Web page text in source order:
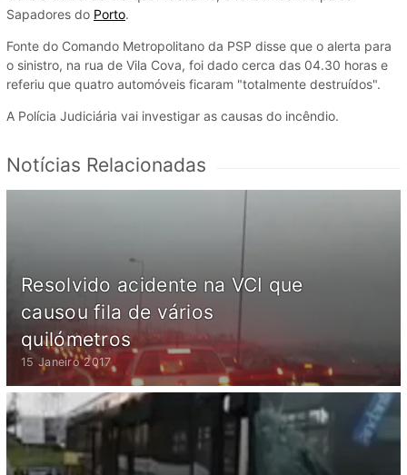
Sapadores do Porto.
Fonte do Comando Metropolitano da PSP disse que o alerta para
o sinistro, na rua de Vila Cova, foi dado cerca das 04.30 horas e
referiu que quatro automóveis ficaram "totalmente destruídos".
A Polícia Judiciária vai investigar as causas do incêndio.
Notícias Relacionadas
Resolvido acidente na VCI que
causou fila de vários
quilómetros
15 Janeiro 2017